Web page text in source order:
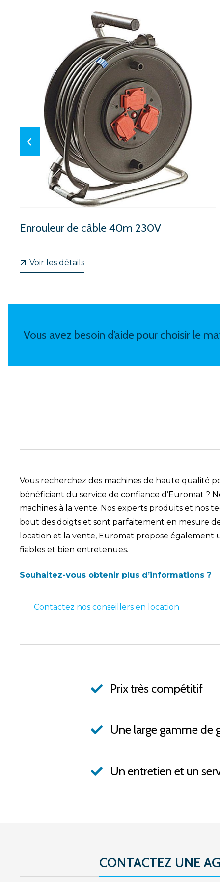
Enrouleur de câble 40m 230V
Voir les détails
Vous avez besoin d’aide pour choisir le
Vous recherchez des machines de haute qualité
bénéficiant du service de confiance d’Euromat ?
machines à la vente. Nos experts produits et nos
bout des doigts et sont parfaitement en mesure
location et la vente, Euromat propose également
fiables et bien entretenues.
Souhaitez-vous obtenir plus d’informations ?
Contactez nos conseillers en location
Prix très compétitif
Une large gamme de
Un entretien et un
CONTACTEZ UNE